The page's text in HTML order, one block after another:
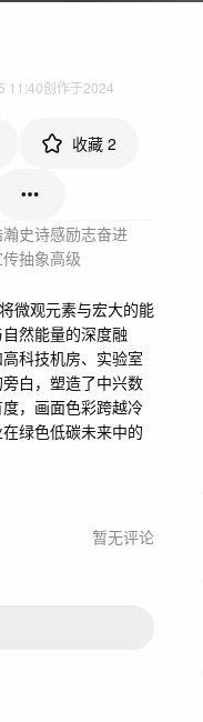
11:40创作于2024
收藏 2
史诗感励志奋进
抽象高级
微观元素与宏大的能
然能量的深度融
科技机房、实验室
白，塑造了中兴数
，画面色彩跨越冷
绿色低碳未来中的
暂无评论